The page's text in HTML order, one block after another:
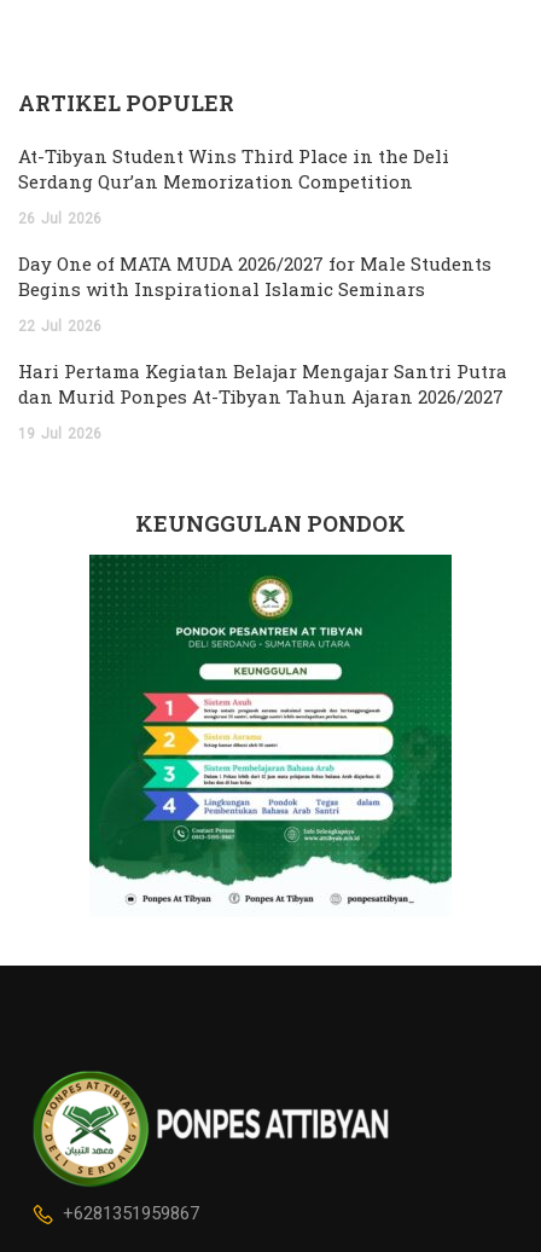
ARTIKEL POPULER
At-Tibyan Student Wins Third Place in the Deli
Serdang Qur’an Memorization Competition
26 Jul 2026
Day One of MATA MUDA 2026/2027 for Male Students
Begins with Inspirational Islamic Seminars
22 Jul 2026
Hari Pertama Kegiatan Belajar Mengajar Santri Putra
dan Murid Ponpes At-Tibyan Tahun Ajaran 2026/2027
19 Jul 2026
KEUNGGULAN PONDOK
+6281351959867